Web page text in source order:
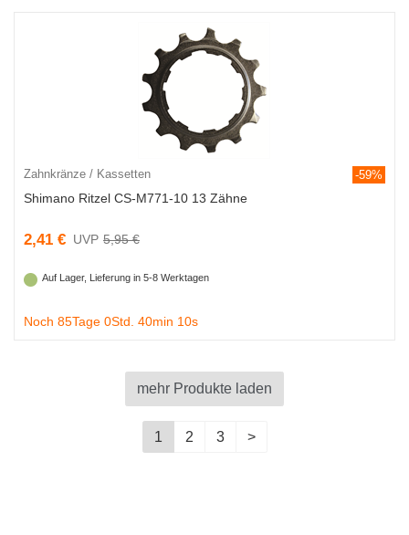
Zahnkränze / Kassetten -59%
Shimano Ritzel CS-M771-10 13 Zähne
2,41 € 5,95 €
Auf Lager, Lieferung in 5-8 Werktagen
Noch 85Tage 0Std. 40min 9s
mehr Produkte laden
1 2 3 >